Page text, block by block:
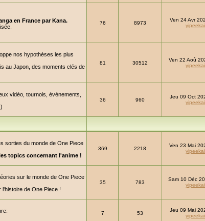
en France par Kana.
76 8973
Ven 24 Avr
yipeekai
nos hypothèses les plus
au Japon, des moments clés de
81 30512
Ven 22 Aoû
yipeekai
vidéo, tournois, événements,
36 960
Jeu 09 Oct
yipeekai
sorties du monde de One Piece
topics concernant l'anime !
369 2218
Ven 23 Mai
yipeekai
sur le monde de One Piece
de One Piece !
35 783
Sam 10 Déc
yipeekai
7 53
Jeu 09 Mai
yipeekai